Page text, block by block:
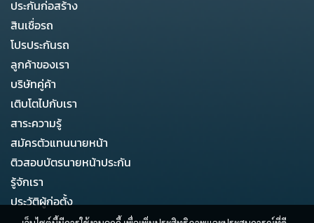
ประกันก่อสร้าง
สินเชื่อรถ
โปรประกันรถ
ลูกค้าของเรา
บริษัทคู่ค้า
เติบโตไปกับเรา
สาระความรู้
สมัครตัวแทนนายหน้า
ติวสอบบัตรนายหน้าประกัน
รู้จักเรา
ประวัติผู้ก่อตั้ง